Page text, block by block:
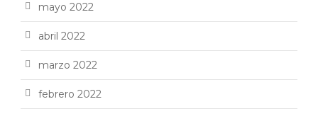
mayo 2022
abril 2022
marzo 2022
febrero 2022